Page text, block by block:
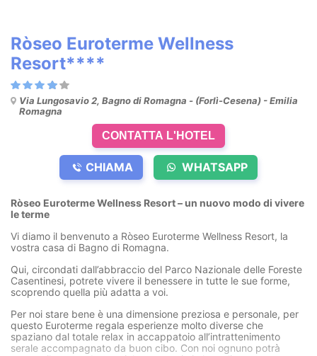
Ròseo Euroterme Wellness
Resort****
Via Lungosavio 2, Bagno di Romagna - (Forlì-Cesena) - Emilia
Romagna
CONTATTA L'HOTEL
CHIAMA WHATSAPP
Ròseo Euroterme Wellness Resort – un nuovo modo di vivere
le terme
Vi diamo il benvenuto a Ròseo Euroterme Wellness Resort, la
vostra casa di Bagno di Romagna.
Qui, circondati dall’abbraccio del Parco Nazionale delle Foreste
Casentinesi, potrete vivere il benessere in tutte le sue forme,
scoprendo quella più adatta a voi.
Per noi stare bene è una dimensione preziosa e personale, per
questo Euroterme regala esperienze molto diverse che
spaziano dal totale relax in accappatoio all’intrattenimento
serale accompagnato da buon cibo. Con noi ognuno potrà